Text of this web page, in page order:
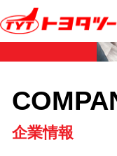
企業情報